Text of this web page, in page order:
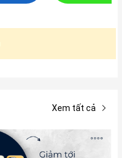
Xem tất cả